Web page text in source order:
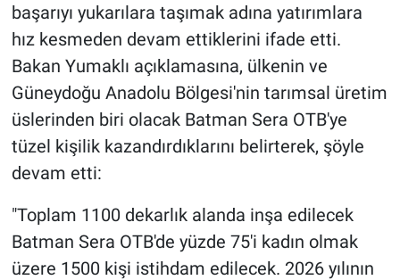
başarıyı yukarılara taşımak adına yatırımlara
hız kesmeden devam ettiklerini ifade etti.
Bakan Yumaklı açıklamasına, ülkenin ve
Güneydoğu Anadolu Bölgesi'nin tarımsal üretim
üslerinden biri olacak Batman Sera OTB'ye
tüzel kişilik kazandırdıklarını belirterek, şöyle
devam etti:
"Toplam 1100 dekarlık alanda inşa edilecek
Batman Sera OTB'de yüzde 75'i kadın olmak
üzere 1500 kişi istihdam edilecek. 2026 yılının